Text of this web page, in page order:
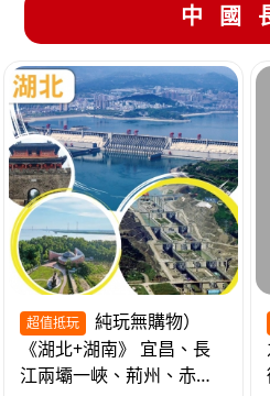
中國
超值抵玩
《湖北+湖南》 宜昌、長
江兩壩一峽、荊州、赤